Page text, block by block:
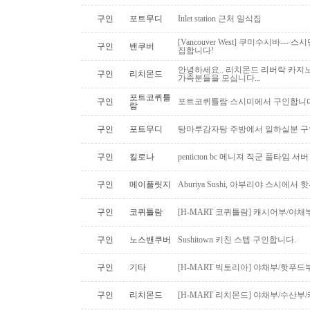
구인 포트무디 Inlet station 근처 일식집
구인 밴쿠버
[Vancouver West] 쿠미수시바--- 스
집합니다!
구인 리치몬드
안녕하세요.. 리치몬드 리버락 카지
가족분들을 모십니다...
구인
포트코퀴틀
람
포트코퀴틀람 스시미에서 구인합니
구인 포트무디 탕마루감자탕 주방에서 일하실분
구인 킬로나 penticton bc 메니져 직군 풀타임 서
구인 메이플릿지 Aburiya Sushi, 아부리야 스시에서
구인 코퀴틀람 [H-MART 코퀴틀람] 캐시어부/야채
구인 노스밴쿠버 Sushitown 키친 스텝 구인합니다.
구인 기타 [H-MART 빅토리아] 야채부/핫푸드
구인 리치몬드 [H-MART 리치몬드] 야채부/수산부